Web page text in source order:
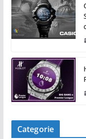
Categorie